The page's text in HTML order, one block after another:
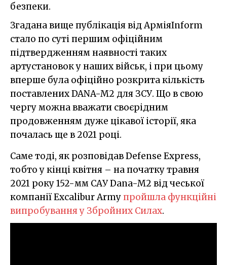
безпеки.
Згадана вище публікація від АрміяInform
стало по суті першим офіційним
підтвердженням наявності таких
артустановок у наших військ, і при цьому
вперше була офіційно розкрита кількість
поставлених DANA-M2 для ЗСУ. Що в свою
чергу можна вважати своєрідним
продовженням дуже цікавої історії, яка
почалась ще в 2021 році.
Саме тоді, як розповідав Defense Express,
тобто у кінці квітня – на початку травня
2021 року 152-мм САУ Dana-M2 від чеської
компанії Excalibur Armyпройшла функційні
випробування у Збройних Силах.